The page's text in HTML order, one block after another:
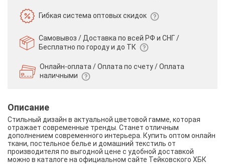
Гибкая системаоптовых скидок
Самовывоз / Доставка по всей РФ и СНГ /
Бесплатно по городу и до ТК
Онлайн-оплата / Оплата по счету /Оплата
наличными
Описание
Стильный дизайн в актуальной цветовой гамме, которая
отражает современные тренды. Станет отличным
дополнением современного интерьера. Купить оптом онлайн
ткани, постельное белье и домашний текстиль от
производителя по выгодной цене с удобной доставкой
можно в каталоге на официальном сайте Тейковского ХБК